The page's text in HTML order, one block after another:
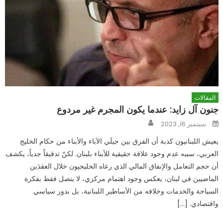
المقالات
جنون آل زايد: عندما يكون المجرم غير مردوع
Posted
onسبتمبر 16, 2023
يعيش اللبنانيون كذبة أن الفرق بين جيلَي الآباء والأبناء من حكام الخليج
العربي، سببه عدم وجود علاقة حقيقية للأبناء بلبنان. لكنّ تدقيقاً جدياً، يكشف
أن حجم التعامل والإنفاق المالي الذي رعاه الخليجيون خلال العقدَين
الماضيين في لبنان، يعكس وجود اهتمام مركزي، لا يتصل فقط بفكرة
السياحة والخدمات وخلافه من الأساطير اللبنانية، بل بدور سياسي
واقتصادي. […]